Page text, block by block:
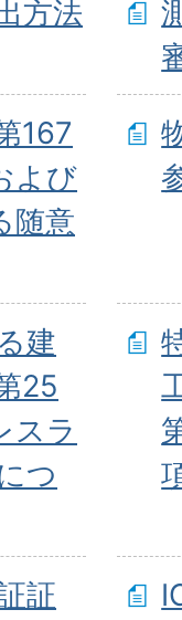
方法
167
よび
随意
建
25
スラ
つ
証